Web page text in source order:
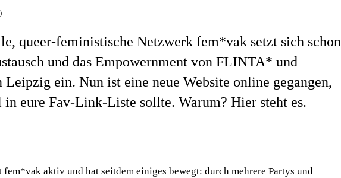
queer-feministische Netzwerk fem*vak setzt sich schon
und das Empowernment von FLINTA* und
Leipzig ein. Nun ist eine neue Website online gegangen,
eure Fav-Link-Liste sollte. Warum? Hier steht es.
fem*vak aktiv und hat seitdem einiges bewegt: durch mehrere Partys und